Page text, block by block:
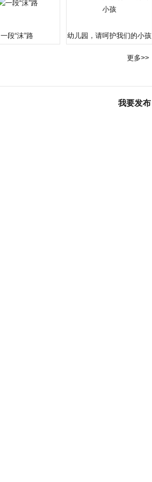
一段“沫”路 幼儿园，请呵护我们的小孩
更多>>
我要发布